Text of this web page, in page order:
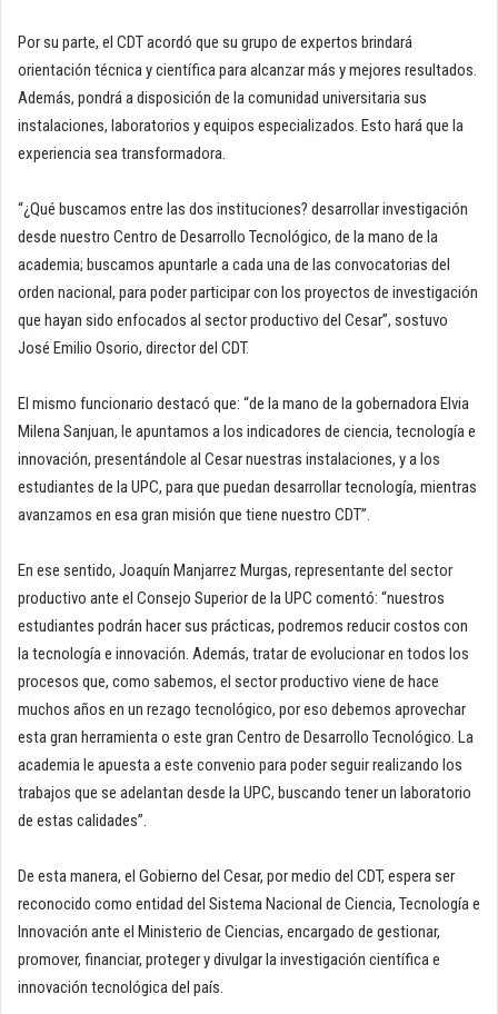
Por su parte, el CDT acordó que su grupo de expertos brindará
orientación técnica y científica para alcanzar más y mejores resultados.
Además, pondrá a disposición de la comunidad universitaria sus
instalaciones, laboratorios y equipos especializados. Esto hará que la
experiencia sea transformadora.
“¿Qué buscamos entre las dos instituciones? desarrollar investigación
desde nuestro Centro de Desarrollo Tecnológico, de la mano de la
academia; buscamos apuntarle a cada una de las convocatorias del
orden nacional, para poder participar con los proyectos de investigación
que hayan sido enfocados al sector productivo del Cesar”, sostuvo
José Emilio Osorio, director del CDT.
El mismo funcionario destacó que: “de la mano de la gobernadora Elvia
Milena Sanjuan, le apuntamos a los indicadores de ciencia, tecnología e
innovación, presentándole al Cesar nuestras instalaciones, y a los
estudiantes de la UPC, para que puedan desarrollar tecnología, mientras
avanzamos en esa gran misión que tiene nuestro CDT”.
En ese sentido, Joaquín Manjarrez Murgas, representante del sector
productivo ante el Consejo Superior de la UPC comentó: “nuestros
estudiantes podrán hacer sus prácticas, podremos reducir costos con
la tecnología e innovación. Además, tratar de evolucionar en todos los
procesos que, como sabemos, el sector productivo viene de hace
muchos años en un rezago tecnológico, por eso debemos aprovechar
esta gran herramienta o este gran Centro de Desarrollo Tecnológico. La
academia le apuesta a este convenio para poder seguir realizando los
trabajos que se adelantan desde la UPC, buscando tener un laboratorio
de estas calidades”.
De esta manera, el Gobierno del Cesar, por medio del CDT, espera ser
reconocido como entidad del Sistema Nacional de Ciencia, Tecnología e
Innovación ante el Ministerio de Ciencias, encargado de gestionar,
promover, financiar, proteger y divulgar la investigación científica e
innovación tecnológica del país.